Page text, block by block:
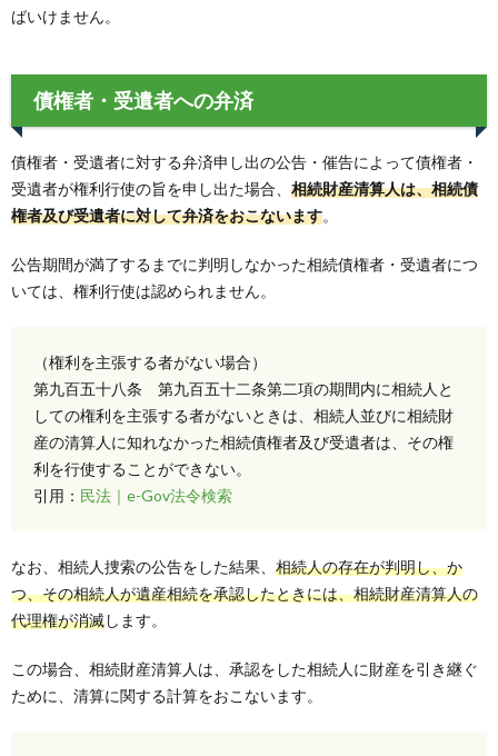
ばいけません。
債権者・受遺者への弁済
債権者・受遺者に対する弁済申し出の公告・催告によって債権者・
受遺者が権利行使の旨を申し出た場合、 相続財産清算人は、相続債
権者及び受遺者に対して弁済をおこないます。
公告期間が満了するまでに判明しなかった相続債権者・受遺者につ
いては、権利行使は認められません。
（権利を主張する者がない場合）
第九百五十八条 第九百五十二条第二項の期間内に相続人と
しての権利を主張する者がないときは、相続人並びに相続財
産の清算人に知れなかった相続債権者及び受遺者は、その権
利を行使することができない。
引用： 民法｜e-Gov法令検索
なお、相続人捜索の公告をした結果、 相続人の存在が判明し、か
つ、その相続人が遺産相続を承認したときには、相続財産清算人の
代理権が消滅します。
この場合、相続財産清算人は、承認をした相続人に財産を引き継ぐ
ために、清算に関する計算をおこないます。